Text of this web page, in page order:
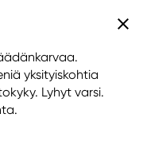
yksityiskohtia
Lyhyt varsi.